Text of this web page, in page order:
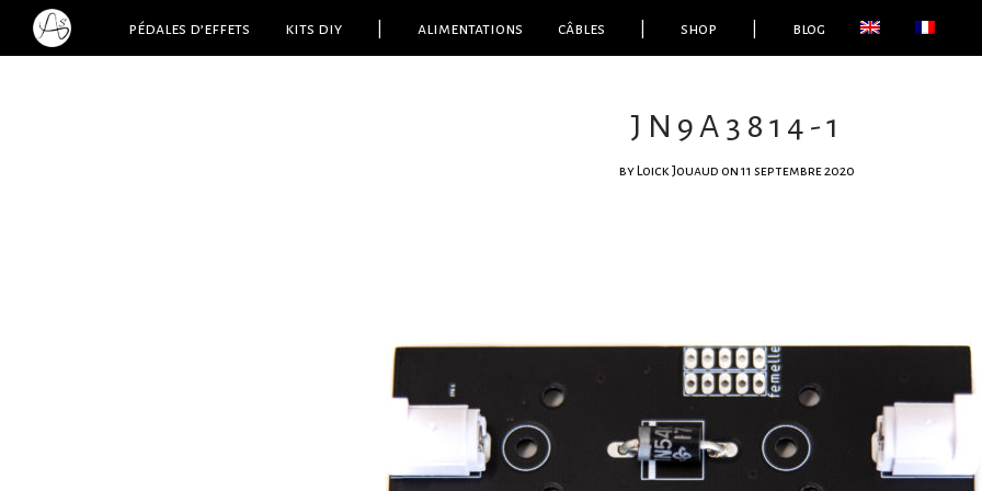
pédales d’effets kits diy alimentations câbles shop blog
JN9A3814-1
by Loick Jouaud on 11 septembre 2020